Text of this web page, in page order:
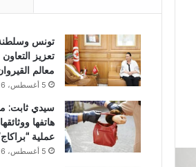
تونس
تعزيز
معالم
5 أغسطس، 2026
سيدي ثابت:
هاتفها
عملية
5 أغسطس، 2026